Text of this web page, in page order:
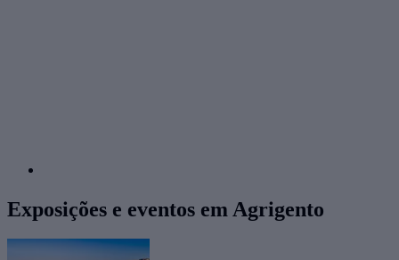
Exposições e eventos em Agrigento